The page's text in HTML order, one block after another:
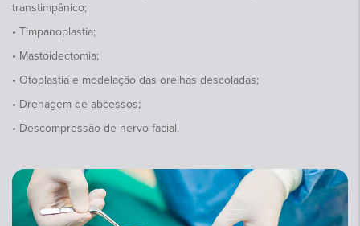
transtimpânico;
• Timpanoplastia;
• Mastoidectomia;
• Otoplastia e modelação das orelhas descoladas;
• Drenagem de abcessos;
• Descompressão de nervo facial.